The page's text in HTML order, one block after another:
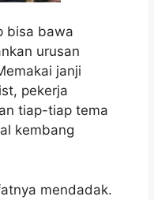
bisa bawa
urusan
janji
pekerja
tiap-tiap tema
kembang
mendadak.